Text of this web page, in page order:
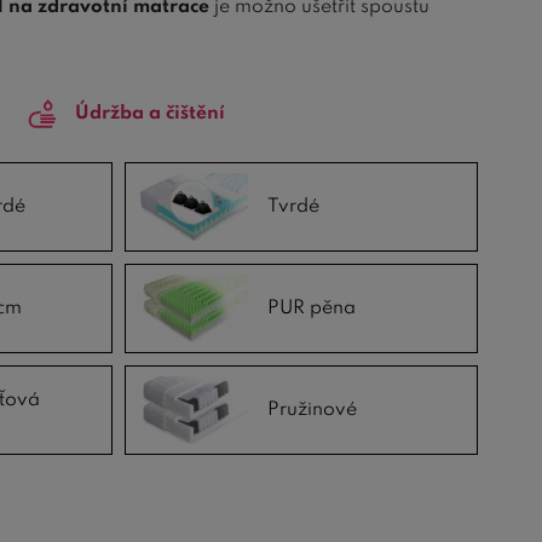
na zdravotní matrace je možno ušetřit spoustu
využít našeho průvodce výběrem matrace
paměťovou pěnou, která se skvěle dovede
pěnou, která disponuje skvělou elasticitou a
cm matrace 1+1 80x200 cm
Údržba a čištění
Tvrdé
PUR pěna
Pružinové